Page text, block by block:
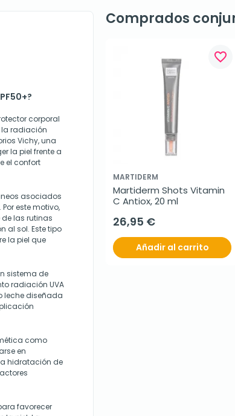
corporal
radiación
Vichy, una
la piel frente a
el confort
asociados
este motivo,
las rutinas
al sol. Este tipo
la piel que
sistema de
radiación UVA
leche diseñada
como
en
hidratación de
favorecer
Comprados
favorite_border
MARTIDERM
Martiderm Shots Vitamin
C Antiox, 20 ml
26,95 €
Añadir al carrito